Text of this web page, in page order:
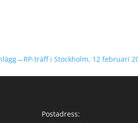
RP-träff i Stockholm, 12 februari
Postadress: